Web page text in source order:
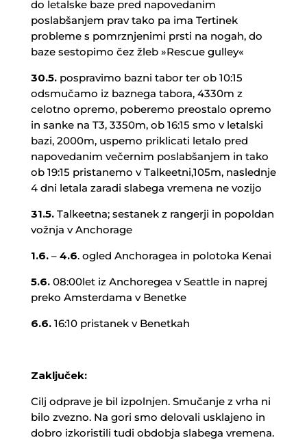
do letalske baze pred napovedanim
poslabšanjem prav tako pa ima Tertinek
probleme s pomrznjenimi prsti na nogah, do
baze sestopimo čez žleb »Rescue gulley«
30.5.pospravimo bazni tabor ter ob 10:15
odsmučamo iz baznega tabora, 4330m z
celotno opremo, poberemo preostalo opremo
in sanke na T3, 3350m, ob 16:15 smo v letalski
bazi, 2000m, uspemo priklicati letalo pred
napovedanim večernim poslabšanjem in tako
ob 19:15 pristanemo v Talkeetni,105m, naslednje
4 dni letala zaradi slabega vremena ne vozijo
31.5.Talkeetna; sestanek z rangerji in popoldan
vožnja v Anchorage
1.6. – 4.6. ogled Anchoragea in polotoka Kenai
5.6. 08:00let iz Anchoregea v Seattle in naprej
preko Amsterdama v Benetke
6.6. 16:10 pristanek v Benetkah
Zaključek:
Cilj odprave je bil izpolnjen. Smučanje z vrha ni
bilo zvezno. Na gori smo delovali usklajeno in
dobro izkoristili tudi obdobja slabega vremena.